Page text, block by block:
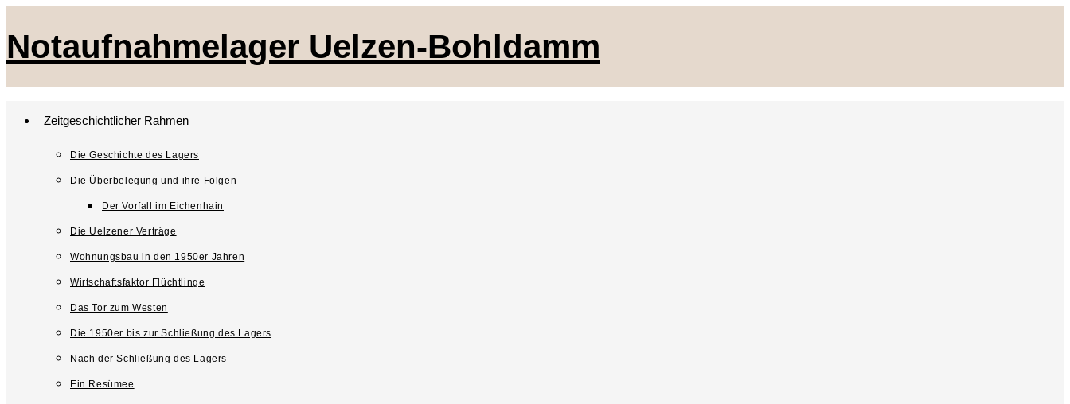
Inhalt
Notaufnahmelager Uelzen-Bohldamm
Zeitgeschichtlicher Rahmen
Die Geschichte des Lagers
Die Überbelegung und ihre Folgen
Der Vorfall im Eichenhain
Die Uelzener Verträge
Wohnungsbau in den 1950er Jahren
Wirtschaftsfaktor Flüchtlinge
Das Tor zum Westen
Die 1950er bis zur Schließung des Lagers
Nach der Schließung des Lagers
Ein Resümee